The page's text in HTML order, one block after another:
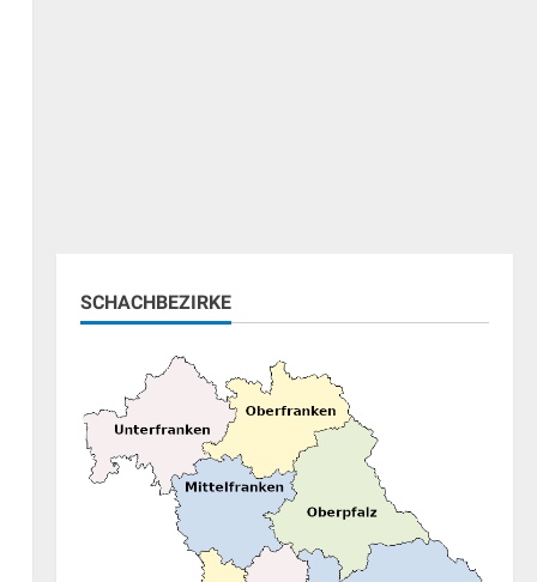
SCHACHBEZIRKE